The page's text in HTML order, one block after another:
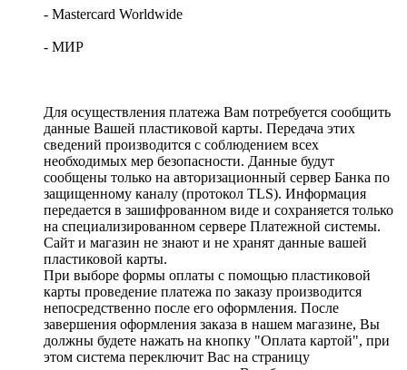
- Mastercard Worldwide
- МИР
Для осуществления платежа Вам потребуется сообщить
данные Вашей пластиковой карты. Передача этих
сведений производится с соблюдением всех
необходимых мер безопасности. Данные будут
сообщены только на авторизационный сервер Банка по
защищенному каналу (протокол TLS). Информация
передается в зашифрованном виде и сохраняется только
на специализированном сервере Платежной системы.
Сайт и магазин не знают и не хранят данные вашей
пластиковой карты.
При выборе формы оплаты с помощью пластиковой
карты проведение платежа по заказу производится
непосредственно после его оформления. После
завершения оформления заказа в нашем магазине, Вы
должны будете нажать на кнопку "Оплата картой", при
этом система переключит Вас на страницу